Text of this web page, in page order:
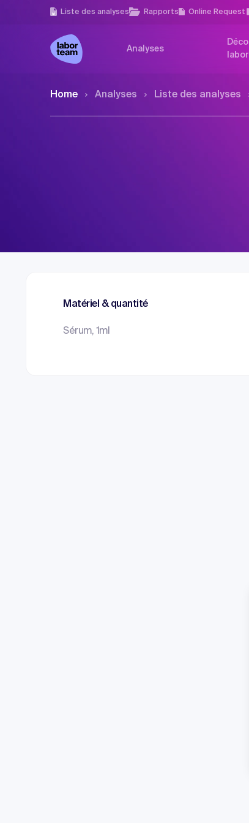
Liste des analyses Rapports Online Request
Analyses
Home Analyses Liste des analyses
Matériel & quantité
Sérum, 1ml